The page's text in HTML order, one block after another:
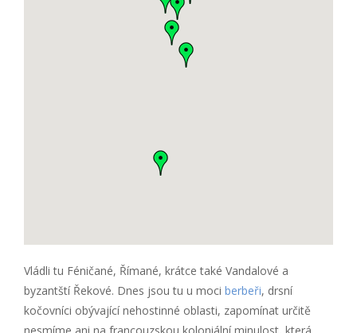
Vládli tu Féničané, Římané, krátce také Vandalové a
byzantští Řekové. Dnes jsou tu u moci berbeři, drsní
kočovníci obývající nehostinné oblasti, zapomínat určitě